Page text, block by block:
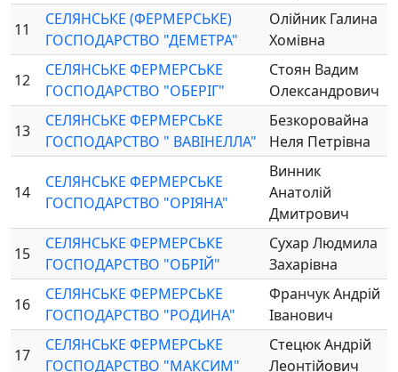
11
СЕЛЯНСЬКЕ (ФЕРМЕРСЬКЕ)
ГОСПОДАРСТВО "ДЕМЕТРА"
Олійник Галина
Хомівна
12
СЕЛЯНСЬКЕ ФЕРМЕРСЬКЕ
ГОСПОДАРСТВО "ОБЕРІГ"
Стоян Вадим
Олександрович
13
СЕЛЯНСЬКЕ ФЕРМЕРСЬКЕ
ГОСПОДАРСТВО " ВАВІНЕЛЛА"
Безкоровайна
Неля Петрівна
14
СЕЛЯНСЬКЕ ФЕРМЕРСЬКЕ
ГОСПОДАРСТВО "ОРІЯНА"
Винник
Анатолій
Дмитрович
15
СЕЛЯНСЬКЕ ФЕРМЕРСЬКЕ
ГОСПОДАРСТВО "ОБРІЙ"
Сухар Людмила
Захарівна
16
СЕЛЯНСЬКЕ ФЕРМЕРСЬКЕ
ГОСПОДАРСТВО "РОДИНА"
Франчук Андрій
Іванович
17
СЕЛЯНСЬКЕ ФЕРМЕРСЬКЕ
ГОСПОДАРСТВО "МАКСИМ"
Стецюк Андрій
Леонтійович